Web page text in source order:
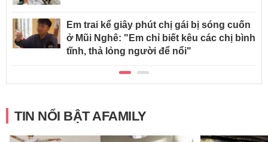
Em trai kể giây phút chị gái bị sóng cuốn
ở Mũi Nghê: "Em chỉ biết kêu các chị bình
tĩnh, thả lỏng người để nổi"
TIN NỔI BẬT AFAMILY